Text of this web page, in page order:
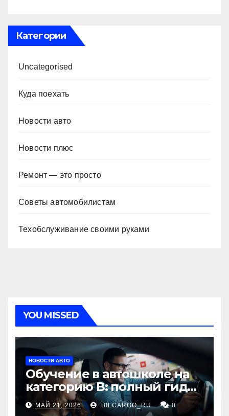
Категории
Uncategorised
Куда поехать
Новости авто
Новости плюс
Ремонт — это просто
Советы автомобилистам
Техобслуживание своими руками
YOU MISSED
НОВОСТИ АВТО
Обучение в автошколе на
категорию В: полный гид
для будущих водителей
МАЙ 21, 2026 BILCARGO_RU 0